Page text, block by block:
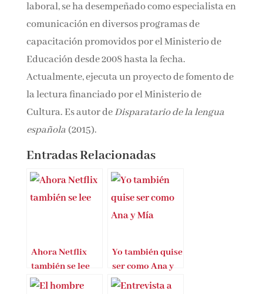
laboral, se ha desempeñado como especialista en
comunicación en diversos programas de
capacitación promovidos por el Ministerio de
Educación desde 2008 hasta la fecha.
Actualmente, ejecuta un proyecto de fomento de
la lectura financiado por el Ministerio de
Cultura. Es autor deDisparatario de la lengua
española(2015).
Entradas Relacionadas
Ahora Netflix
también se lee
Yo también quise
ser como Ana y
Mía